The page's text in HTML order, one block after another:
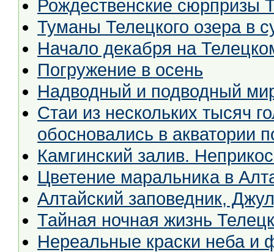
Рождественские сюрпризы
Туманы Телецкого озера в
Начало декабря на
Погружение в осень
Надводный и подводный
Стаи из нескольких тысяч
обосновались в акватории
Камгинский залив.
Цветение маральника в
Алтайский заповедник,
Тайная ночная жизнь
Нереальные краски неба и